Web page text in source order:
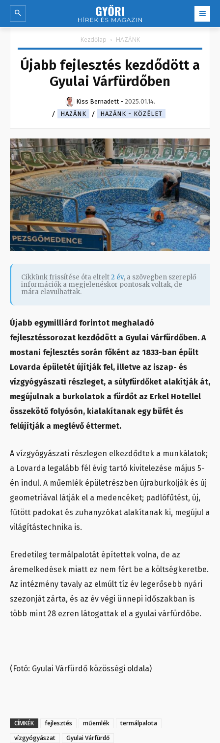
Kezdőlap HAZÁNK
Újabb fejlesztés kezdődött a
Gyulai Várfürdőben
Kiss Bernadett - 2025.01.14.
HAZÁNK
HAZÁNK - KÖZÉLET
Cikkünk frissítése óta eltelt2 év, a szövegben szereplő
információk a megjelenéskor pontosak voltak, de
mára elavulhattak.
Újabb egymilliárd forintot meghaladó
fejlesztéssorozat kezdődött a Gyulai Várfürdőben. A
mostani fejlesztés során főként az 1833-ban épült
Lovarda épületét újítják fel, illetve az iszap- és
vízgyógyászati részleget, a súlyfürdőket alakítják át,
megújulnak a burkolatok a fürdőt az Erkel Hotellel
összekötő folyósón, kialakítanak egy büfét és
felújítják a meglévő éttermet.
A vízgyógyászati részlegen elkezdődtek a munkálatok;
a Lovarda legalább fél évig tartó kivitelezése május 5-
én indul. A műemlék épületrészben újraburkolják és új
geometriával látják el a medencéket; padlófűtést, új,
fűtött padokat és zuhanyzókat alakítanak ki, megújul a
világítástechnika is.
Eredetileg termálpalotát építettek volna, de az
áremelkedések miatt ez nem fért be a költségkeretbe.
Az intézmény tavaly az elmúlt tíz év legerősebb nyári
szezonját zárta, és az év végi ünnepi időszakban is
több mint 28 ezren látogattak el a gyulai várfürdőbe.
(Fotó: Gyulai Várfürdő közösségi oldala)
CÍMKÉK fejlesztés műemlék
termálpalota
vízgyógyászat
Gyulai Várfürdő